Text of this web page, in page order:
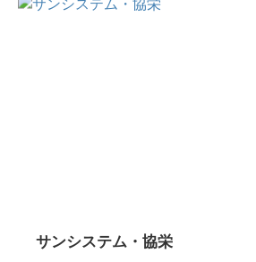
サンシステム・協栄